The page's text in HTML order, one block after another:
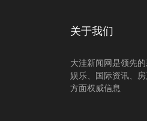
关于我们
大洼新闻网是领先
娱乐、国际资讯、
方面权威信息